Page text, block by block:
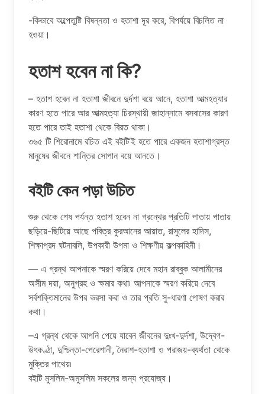
-কিভাবে অল্পেতুষ্টি বিষন্নতা ও হতাশা দূর করে, বিপর্যয়ে বিচলিত না
হওয়া।
হতাশ হবেন না কি?
– হতাশ হবেন না হতাশা জীবনে দুর্দশা বয়ে আনে, হতাশা আত্মহত্যার
কারণ হতে পারে আর আত্মহত্যা চিরস্থায়ী জাহান্নামে বসবাসের কারণ
হতে পারে তাই হতাশা থেকে বিরত থাকা।
৩৬৫ টি শিরোনামে রচিত এই বইটি’ই হতে পারে একজন হতাশাগ্রস্ত
মানুষের জীবনে শান্তির সোপান বয়ে আনতে।
বইটি কেন পড়া উচিত
শুরু থেকে শেষ পর্যন্ত হতাশ হবেন না গ্রন্থের প্রতিটি পাতায় পাতায়
ছড়িয়ে-ছিটিয়ে আছে পবিত্র কুরআনের আয়াত, রাসুলের হাদিস,
শিক্ষাপ্রদ ঘটনাবলি, উপকারী উপমা ও শিক্ষণীয় কল্পকাহিনী।
— এ গ্রন্থ আপনাকে স্মরণ করিয়ে দেবে মহান রাব্বুক আলামীনের
অসীম দয়া, অনুগ্রহ ও ক্ষমার কথা৷ আপনাকে স্মরণ করিয়ে দেবে
সর্বশক্তিমানের উপর ভরসা করা ও তার প্রতি সু-ধারণা পোষণ করার
কথা।
–এ গ্রন্থ থেকে আপনি পেয়ে যাবেন জীবনের দুঃখ-দুর্দশা, উদ্বেগ-
উৎকণ্ঠা, দুশ্চিন্তা-পেরেশানী, নৈরাশ-হতাশা ও পরাজয়-ব্যর্থতা থেকে
মুক্তির পাথেয়৷
বইটি মুসলিম-অমুসলিম সকলের জন্য প্রযোজ্য।